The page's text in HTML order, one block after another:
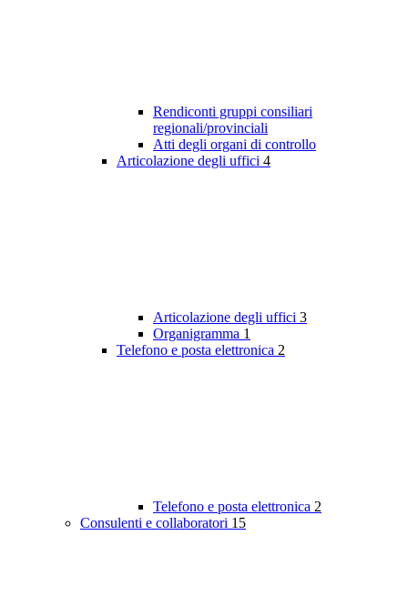
Rendiconti gruppi consiliari
regionali/provinciali
Atti degli organi di controllo
Articolazione degli uffici 4
Articolazione degli uffici 3
Organigramma 1
Telefono e posta elettronica 2
Telefono e posta elettronica 2
Consulenti e collaboratori 15